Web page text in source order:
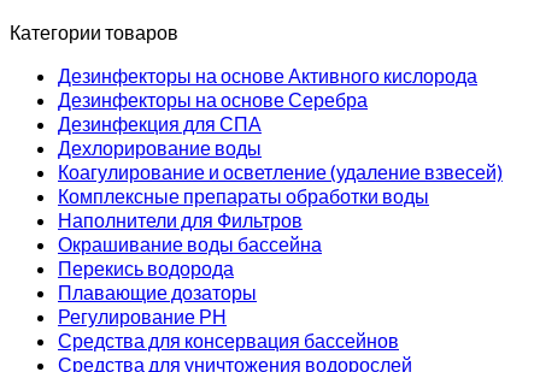
Категории товаров
Дезинфекторы на основе Активного кислорода
Дезинфекторы на основе Серебра
Дезинфекция для СПА
Дехлорирование воды
Коагулирование и осветление (удаление взвесей)
Комплексные препараты обработки воды
Наполнители для Фильтров
Окрашивание воды бассейна
Перекись водорода
Плавающие дозаторы
Регулирование РН
Средства для консервация бассейнов
Средства для уничтожения водорослей